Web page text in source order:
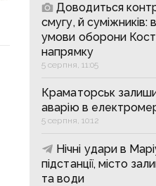
Доводиться
смугу, й суміжників:
умови оборони
напрямку
5 серпня, 11:05
Краматорськ
аварію в
5 серпня, 10:12
Нічні удари в
підстанції, місто
та води